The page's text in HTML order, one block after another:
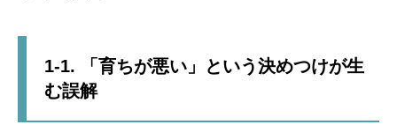
1-1. 「育ちが悪い」という決めつけが生
む誤解